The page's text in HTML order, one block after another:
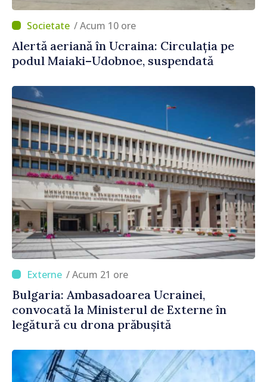
/ Acum 10 ore
Alertă aeriană în Ucraina: Circulația pe
podul Maiaki–Udobnoe, suspendată
/ Acum 21 ore
Bulgaria: Ambasadoarea Ucrainei,
convocată la Ministerul de Externe în
legătură cu drona prăbușită